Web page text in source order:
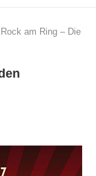
Rock am Ring – Die